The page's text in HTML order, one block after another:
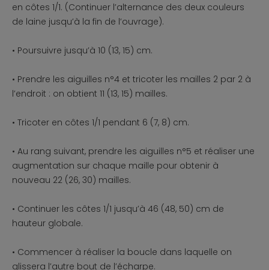
en côtes 1/1. (Continuer l’alternance des deux couleurs
de laine jusqu’à la fin de l’ouvrage).
• Poursuivre jusqu’à 10 (13, 15) cm.
• Prendre les aiguilles n°4 et tricoter les mailles 2 par 2 à
l’endroit : on obtient 11 (13, 15) mailles.
• Tricoter en côtes 1/1 pendant 6 (7, 8) cm.
• Au rang suivant, prendre les aiguilles n°5 et réaliser une
augmentation sur chaque maille pour obtenir à
nouveau 22 (26, 30) mailles.
• Continuer les côtes 1/1 jusqu’à 46 (48, 50) cm de
hauteur globale.
• Commencer à réaliser la boucle dans laquelle on
glissera l’autre bout de l’écharpe.